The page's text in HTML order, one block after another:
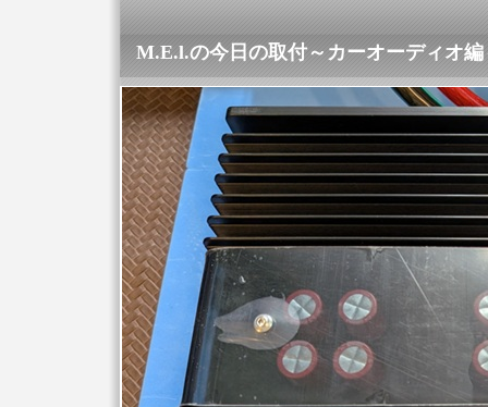
M.E.l.の今日の取付～カーオーディオ編